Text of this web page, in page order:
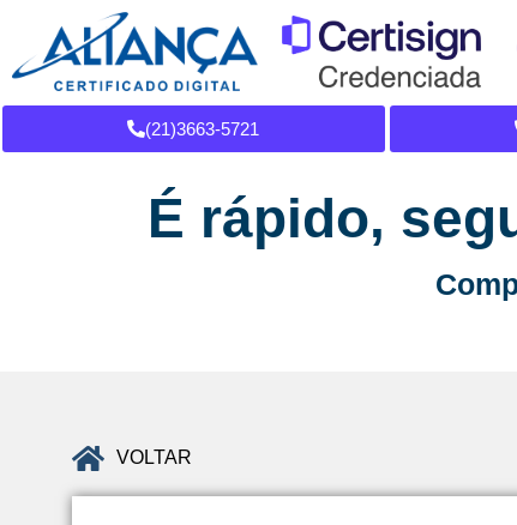
(21)3663-5721
É rápido,
VOLTAR